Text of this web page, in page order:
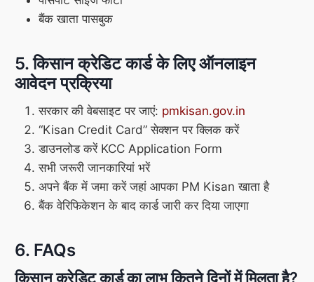
बैंक खाता पासबुक
5. किसान क्रेडिट कार्ड के लिए ऑनलाइन
आवेदन प्रक्रिया
सरकार की वेबसाइट पर जाएं: pmkisan.gov.in
“Kisan Credit Card” सेक्शन पर क्लिक करें
डाउनलोड करें KCC Application Form
सभी जरूरी जानकारियां भरें
अपने बैंक में जमा करें जहां आपका PM Kisan खाता है
बैंक वेरिफिकेशन के बाद कार्ड जारी कर दिया जाएगा
6. FAQs
किसान क्रेडिट कार्ड का लाभ कितने दिनों में मिलता है?